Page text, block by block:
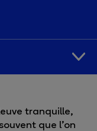
tranquille,
que l’on